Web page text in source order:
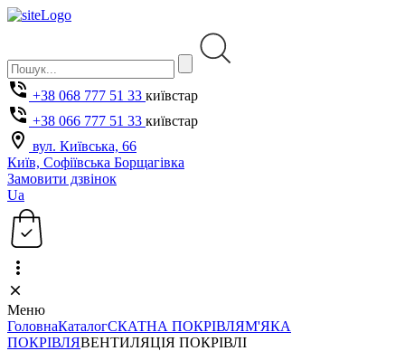
+38 068 777 51 33 київстар
+38 066 777 51 33 київстар
вул. Київська, 66
Київ, Софіївська Борщагівка
Замовити дзвінок
Ua
Меню
ГоловнаКаталогСКАТНА ПОКРІВЛЯМ'ЯКА
ПОКРІВЛЯВЕНТИЛЯЦІЯ ПОКРІВЛІ